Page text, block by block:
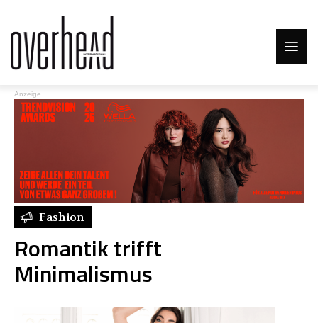
Anzeige
Fashion
Romantik trifft
Minimalismus